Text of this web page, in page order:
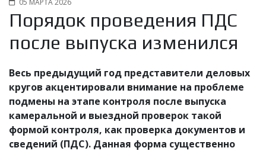
05 МАРТА 2026
Порядок проведения ПДС
после выпуска изменился
Весь предыдущий год представители деловых
кругов акцентировали внимание на проблеме
подмены на этапе контроля после выпуска
камеральной и выездной проверок такой
формой контроля, как проверка документов и
сведений (ПДС). Данная форма существенно